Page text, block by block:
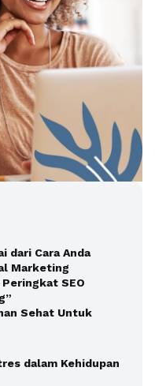
dari Cara Anda
Marketing
SEO
Sehat Untuk
dalam Kehidupan